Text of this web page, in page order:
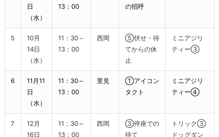
日
（水）
13：00
の招呼
5
10月
14日
（水）
11：30～
13：00
西岡
⑤伏せ・待
てからの休
止
ミニアジリ
ティー③
6
11月11
日
（水）
11：30～
13：00
里見
①アイコン
タクト
ミニアジリ
ティー④
7
12月
16日
11：30～
13：00
西岡
③停座での
待て
トリック③
ドッグダン